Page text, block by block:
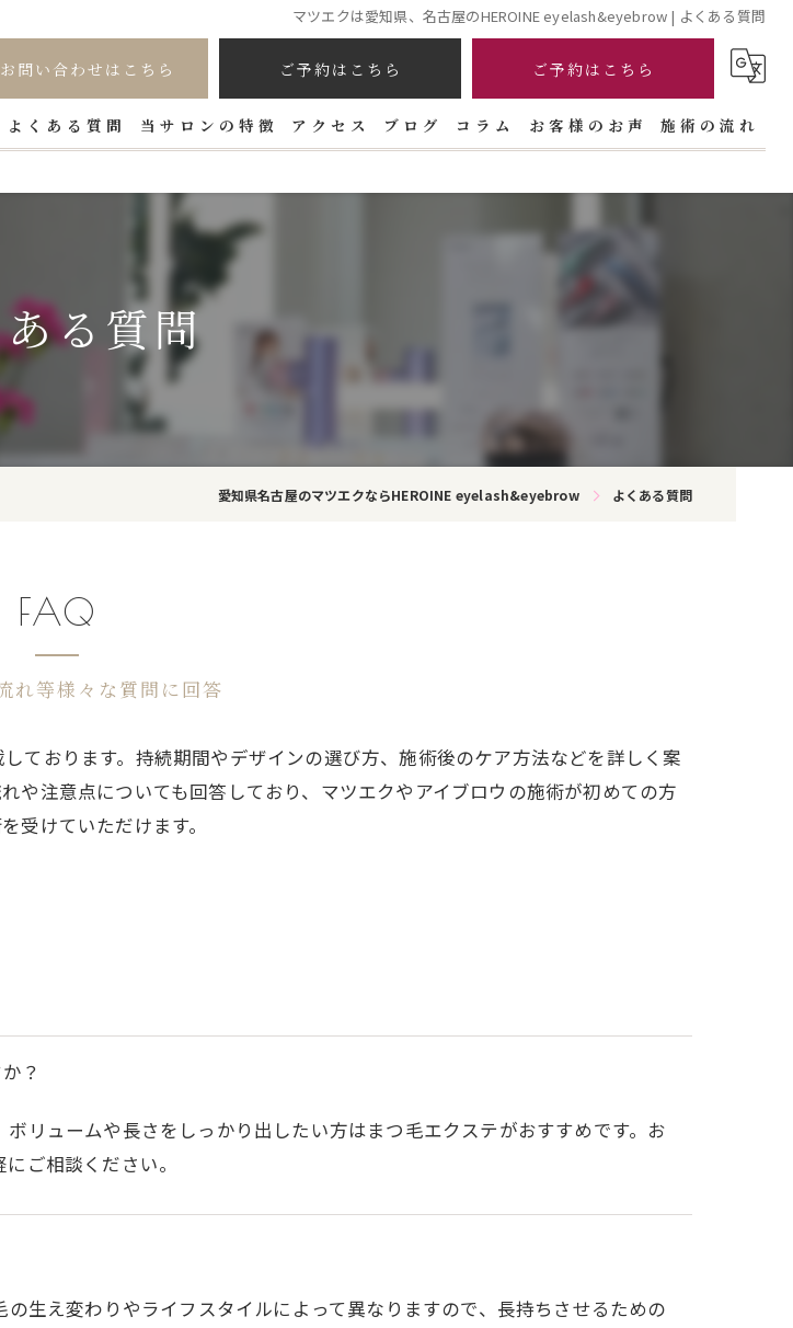
マツエクは愛知県、名古屋のHEROINE eyelash&eyebrow | よくある質問
お問い合わせはこちら ご予約はこちら ご予約はこちら
よくある質問 当サロンの特徴
LED
カラーエクステ
フラットラッシュ
リフトアップ
アクセス ブログ コラム お客様のお声 施術の流れ
る質問
愛知県名古屋のマツエクならHEROINE eyelash&eyebrow よくある質問
れ等様々な質問に回答
FAQ
ております。持続期間やデザインの選び方、施術後のケア方法などを詳しく案
や注意点についても回答しており、マツエクやアイブロウの施術が初めての方
受けていただけます。
？
リュームや長さをしっかり出したい方はまつ毛エクステがおすすめです。お
ご相談ください。
生え変わりやライフスタイルによって異なりますので、長持ちさせるための